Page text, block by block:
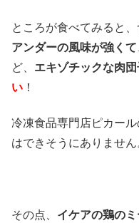
ところが食べてみると
アンダーの風味が強くて
ど、 エキゾチックな肉
い ！
冷凍食品専門店ピカー
はできそうにありません
その点、 イケアの鶏の